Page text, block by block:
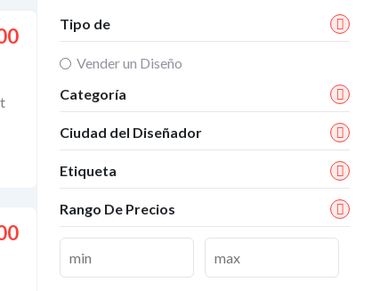
Tipo de
Vender un Diseño
Categoría
Ciudad del Diseñador
Etiqueta
Rango De Precios